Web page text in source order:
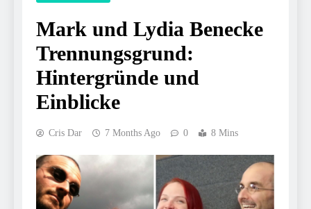
Mark und Lydia Benecke
Trennungsgrund:
Hintergründe und
Einblicke
Cris Dar 7 Months Ago 0 8 Mins